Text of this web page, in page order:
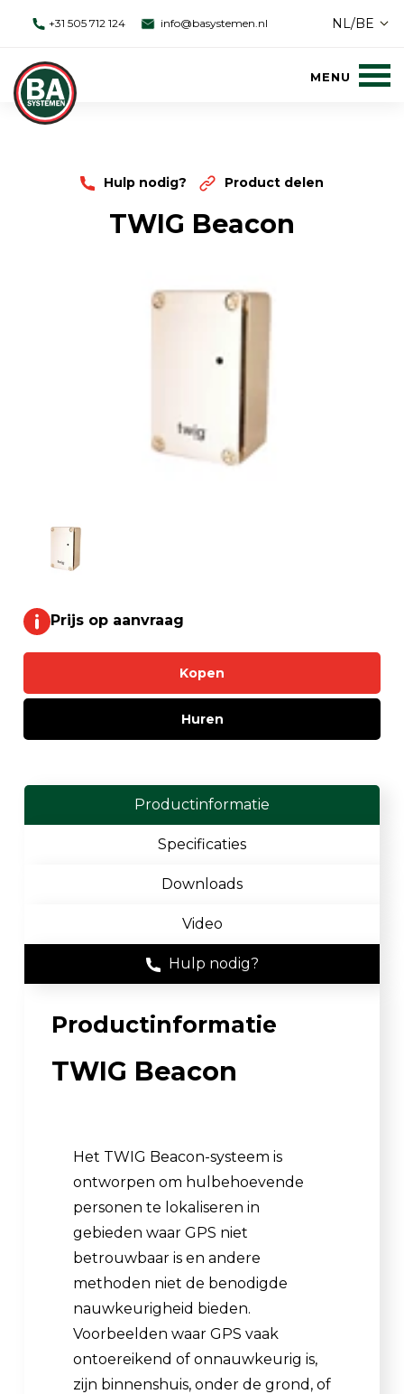
+31 505 712 124 info@basystemen.nl NL/BE
Hulp nodig? Product delen
TWIG Beacon
Prijs op aanvraag
Huren
Kopen
Productinformatie
Specificaties
Downloads
Video
Hulp nodig?
Productinformatie
TWIG Beacon
Het TWIG Beacon-systeem is
ontworpen om hulbehoevende
personen te lokaliseren in
gebieden waar GPS niet
betrouwbaar is en andere
methoden niet de benodigde
nauwkeurigheid bieden.
Voorbeelden waar GPS vaak
ontoereikend of onnauwkeurig is,
zijn binnenshuis, onder de grond, of